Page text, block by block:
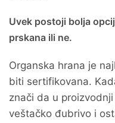
Uvek postoji bolja
prskana ili ne.
Organska hrana je
biti sertifikovana.
znači da u
veštačko đubrivo i